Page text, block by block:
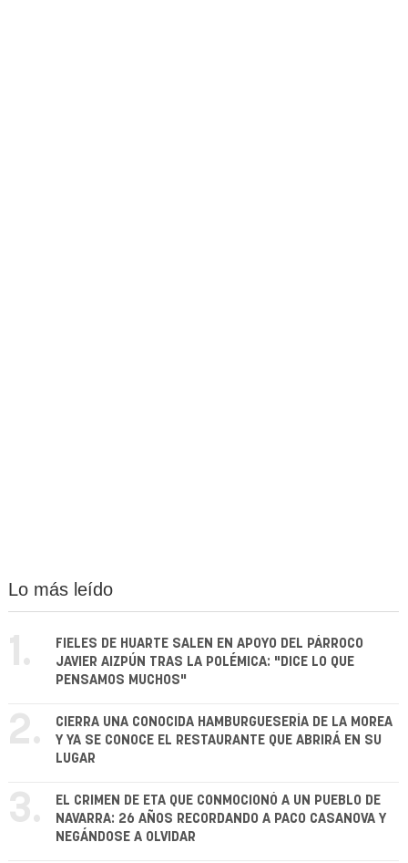
Lo más leído
1.
FIELES DE HUARTE SALEN EN APOYO DEL PÁRROCO
JAVIER AIZPÚN TRAS LA POLÉMICA: "DICE LO QUE
PENSAMOS MUCHOS"
2.
CIERRA UNA CONOCIDA HAMBURGUESERÍA DE LA MOREA
Y YA SE CONOCE EL RESTAURANTE QUE ABRIRÁ EN SU
LUGAR
3.
EL CRIMEN DE ETA QUE CONMOCIONÓ A UN PUEBLO DE
NAVARRA: 26 AÑOS RECORDANDO A PACO CASANOVA Y
NEGÁNDOSE A OLVIDAR